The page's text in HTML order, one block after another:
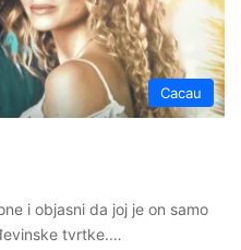
Cacau
i objasni da joj je on samo
tvrtke.…